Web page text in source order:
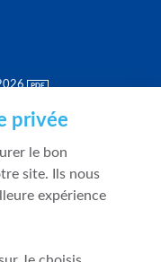
privée
le bon
site. Ils nous
expérience